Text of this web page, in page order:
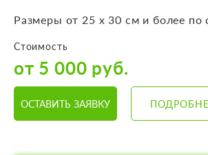
Размеры от 25 х 30 см и более по
Стоимость
от 5 000 руб.
ОСТАВИТЬ ЗАЯВКУ